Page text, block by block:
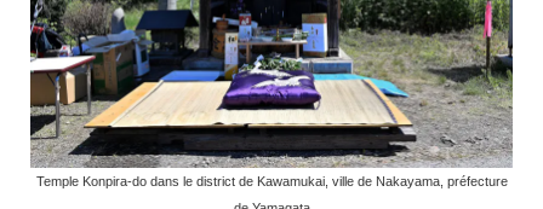
Temple Konpira-do dans le district de Kawamukai, ville de Nakayama, préfecture